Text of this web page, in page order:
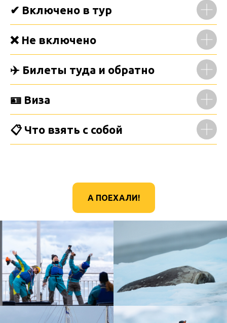
✔ Включено в тур
❌ Не включено
✈️ Билеты туда и обратно
🪪 Виза
📋 Что взять с собой
А ПОЕХАЛИ!